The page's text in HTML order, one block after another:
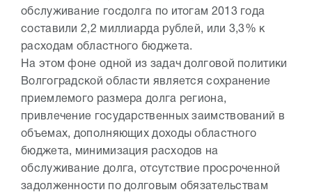
обслуживание госдолга по итогам 2013 года
составили 2,2 миллиарда рублей, или 3,3% к
расходам областного бюджета.
На этом фоне одной из задач долговой политики
Волгоградской области является сохранение
приемлемого размера долга региона,
привлечение государственных заимствований в
объемах, дополняющих доходы областного
бюджета, минимизация расходов на
обслуживание долга, отсутствие просроченной
задолженности по долговым обязательствам